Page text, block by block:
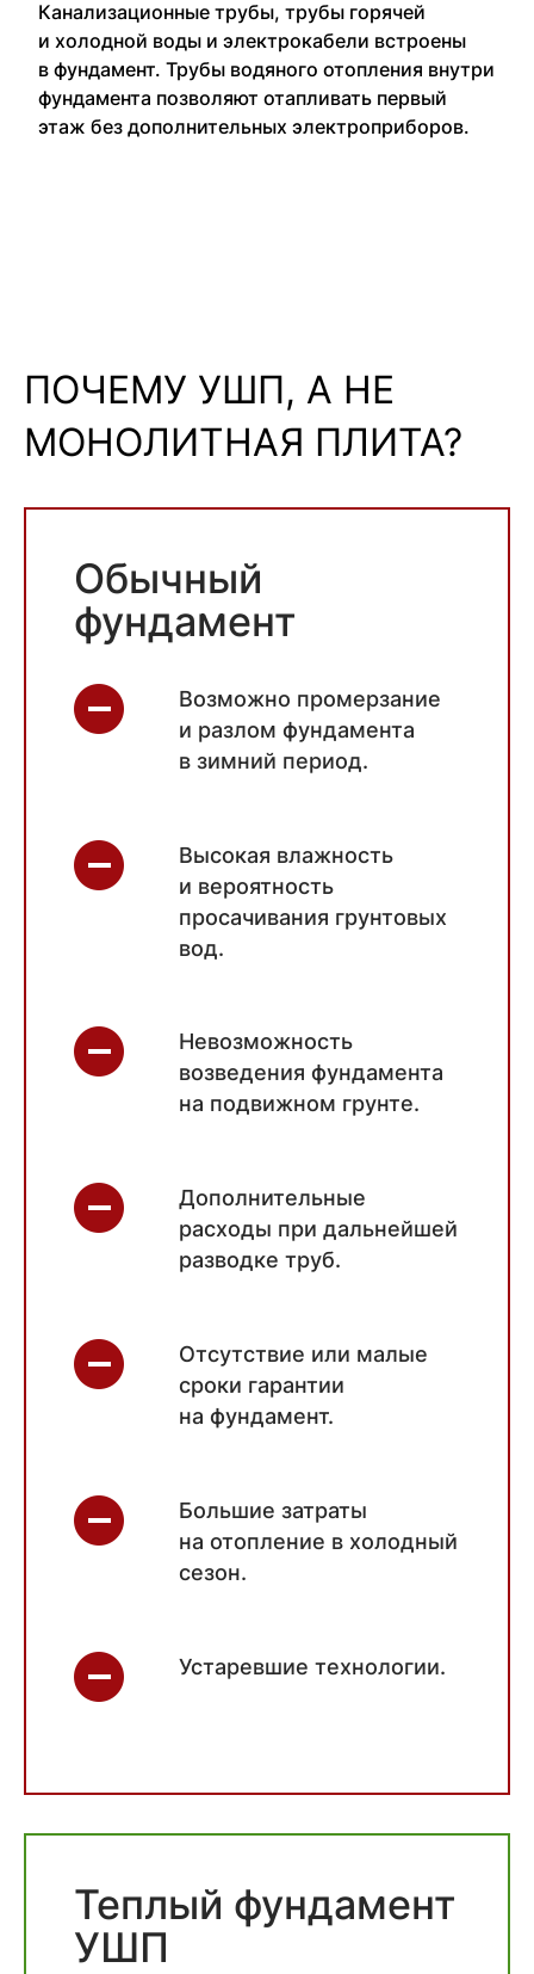
Канализационные трубы, трубы горячей
и холодной воды и электрокабели встроены
в фундамент. Трубы водяного отопления внутри
фундамента позволяют отапливать первый
этаж без дополнительных электроприборов.
ПОЧЕМУ УШП, А НЕ
МОНОЛИТНАЯ ПЛИТА?
Обычный
фундамент
Возможно промерзание
и разлом фундамента
в зимний период.
Высокая влажность
и вероятность
просачивания грунтовых
вод.
Невозможность
возведения фундамента
на подвижном грунте.
Дополнительные
расходы при дальнейшей
разводке труб.
Отсутствие или малые
сроки гарантии
на фундамент.
Большие затраты
на отопление в холодный
сезон.
Устаревшие технологии.
Теплый фундамент
УШП